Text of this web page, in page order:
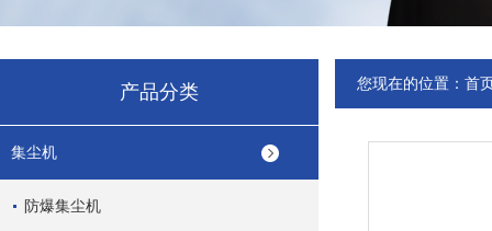
产品分类
集尘机
防爆集尘机
您现在的位置： 首